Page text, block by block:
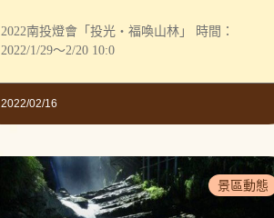
2022南投燈會「投光‧福喚山林」 時間：
2022/1/29～2/20 10:0
2022/02/16
景區動態